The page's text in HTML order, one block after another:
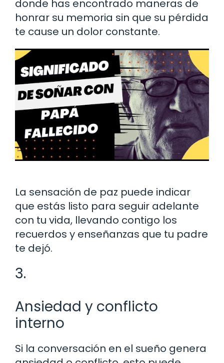
donde has encontrado maneras de
honrar su memoria sin que su pérdida
te cause un dolor constante.
La sensación de paz puede indicar
que estás listo para seguir adelante
con tu vida, llevando contigo los
recuerdos y enseñanzas que tu padre
te dejó.
3.
Ansiedad y conflicto
interno
Si la conversación en el sueño genera